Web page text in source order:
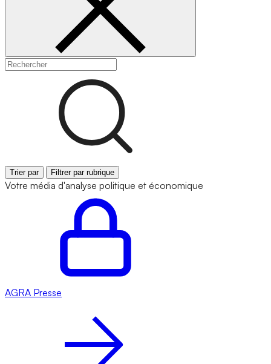
Trier par Filtrer par rubrique
Votre média d'analyse politique et économique
AGRA Presse